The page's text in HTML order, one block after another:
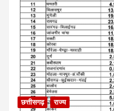
छत्तीसगढ़ राज्य